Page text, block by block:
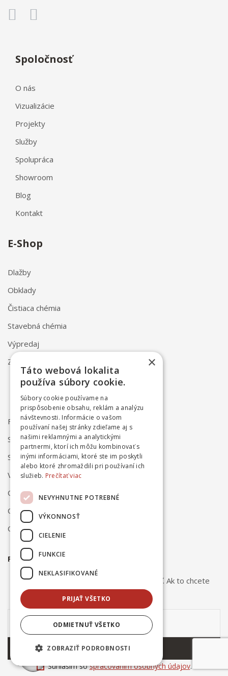
Spoločnosť
O nás
Vizualizácie
Projekty
Služby
Spolupráca
Showroom
Blog
Kontakt
E-Shop
Dlažby
Obklady
Čistiaca chémia
Stavebná chémia
Výpredaj
Značky
FAQ
Spôsob dodania
Spôsob platby
Vrátenie a reklamácia
Odstúpenie od zmluvy online
Obchodné podmienky
Ochrana osobných údajov
PRIHLÁSTE SA NA ODBER NOVINIEK
Odber noviniek môžete kedykoľvek zrušiť. Ak to chcete
urobiť, kontaktujte nás.
ODOBERAŤ
Súhlasím sospracovaním osobných údajov.
×
Táto webová lokalita
používa súbory cookie.
Súbory cookie používame na
prispôsobenie obsahu, reklám a analýzu
návštevnosti. Informácie o vašom
používaní našej stránky zdieľame aj s
našimi reklamnými a analytickými
partnermi, ktorí ich môžu kombinovať s
inými informáciami, ktoré ste im poskytli
alebo ktoré zhromaždili pri používaní ich
služieb. Prečítať viac
NEVYHNUTNE POTREBNÉ
VÝKONNOSŤ
CIELENIE
FUNKCIE
NEKLASIFIKOVANÉ
PRIJAŤ VŠETKO
ODMIETNUŤ VŠETKO
ZOBRAZIŤ PODROBNOSTI